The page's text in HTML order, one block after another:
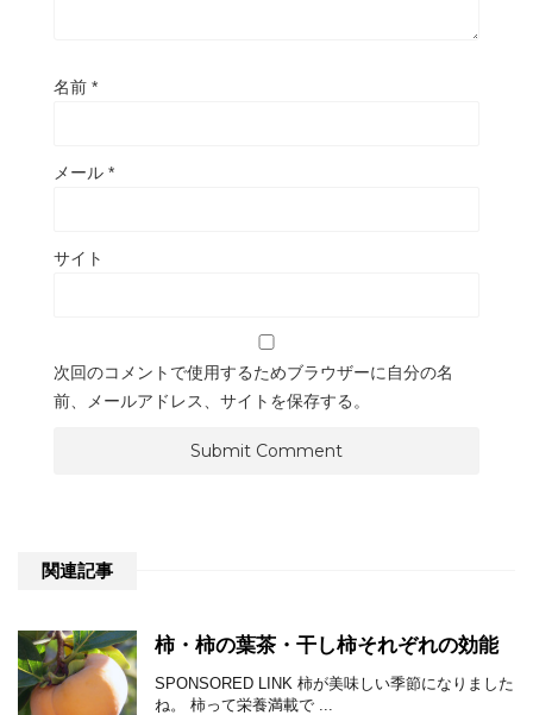
名前 *
メール *
サイト
次回のコメントで使用するためブラウザーに自分の名
前、メールアドレス、サイトを保存する。
関連記事
柿・柿の葉茶・干し柿それぞれの効能
SPONSORED LINK 柿が美味しい季節になりました
ね。 柿って栄養満載で ...